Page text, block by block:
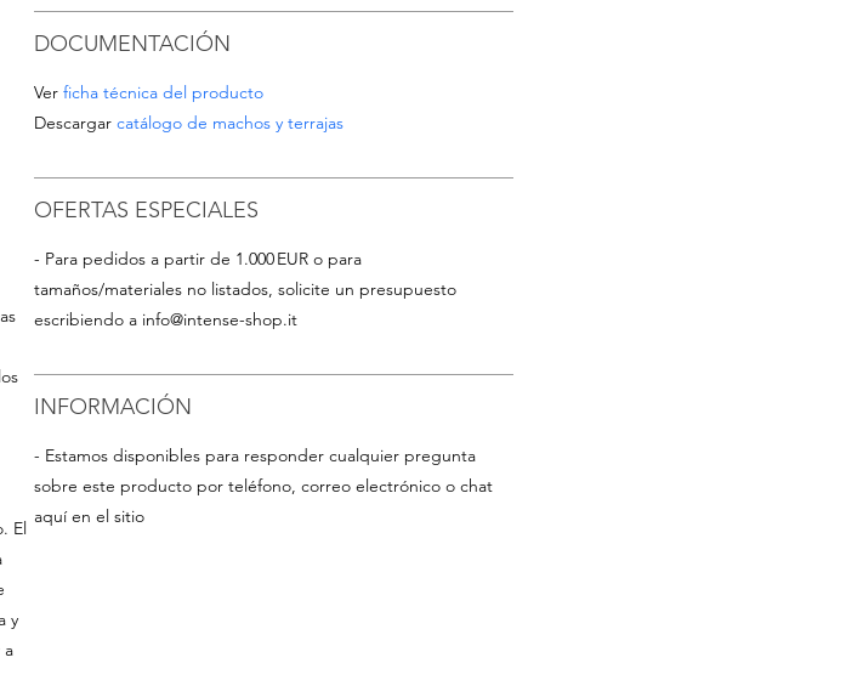
El
y
DOCUMENTACIÓN
Ver ficha técnica del producto
Descargar catálogo de machos y terrajas
OFERTAS ESPECIALES
- Para pedidos a partir de 1.000 EUR o para
tamaños/materiales no listados, solicite un presupuesto
escribiendo a info@intense-shop.it
INFORMACIÓN
- Estamos disponibles para responder cualquier pregunta
sobre este producto por teléfono, correo electrónico o chat
aquí en el sitio